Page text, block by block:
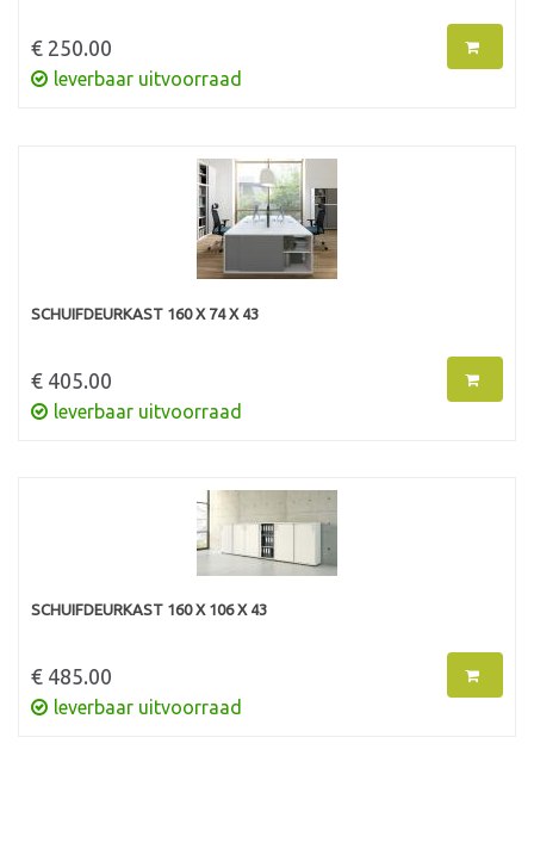
€ 250.00
leverbaar uitvoorraad
SCHUIFDEURKAST 160 X 74 X 43
€ 405.00
leverbaar uitvoorraad
SCHUIFDEURKAST 160 X 106 X 43
€ 485.00
leverbaar uitvoorraad